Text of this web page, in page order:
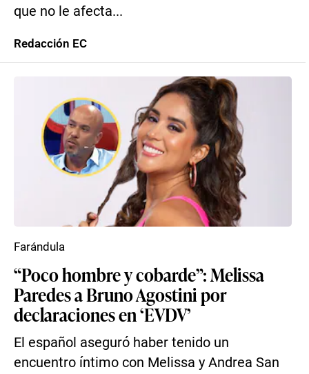
que no le afecta...
Redacción EC
“Poco hombre y cobarde”: Melissa
Paredes a Bruno Agostini por
declaraciones en ‘EVDV’
El español aseguró haber tenido un
encuentro íntimo con Melissa y Andrea San
Farándula